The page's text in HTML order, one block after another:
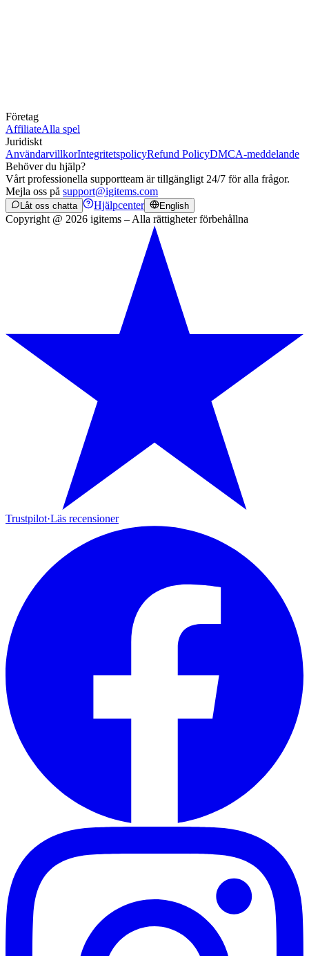
Företag
AffiliateAlla spel
Juridiskt
AnvändarvillkorIntegritetspolicyRefund PolicyDMCA-meddelande
Behöver du hjälp?
Vårt professionella supportteam är tillgängligt 24/7 för alla frågor.
Mejla oss på support@igitems.com
Låt oss chatta Hjälpcenter English
Copyright @ 2026 igitems – Alla rättigheter förbehållna
Trustpilot·Läs recensioner